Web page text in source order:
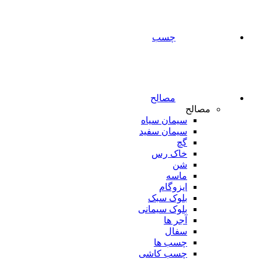
چسب
مصالح
مصالح
سیمان سیاه
سیمان سفید
گچ
خاک رس
شن
ماسه
ایزوگام
بلوک سبک
بلوک سیمانی
آجر ها
سفال
چسب ها
چسب کاشی